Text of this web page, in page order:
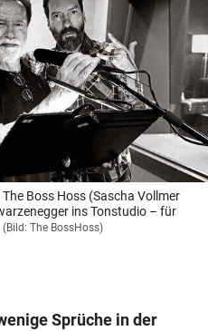
KG 2026
Boss Hoss (Sascha Vollmer
ins Tonstudio – für
(Bild: The BossHoss)
Sprüche in der